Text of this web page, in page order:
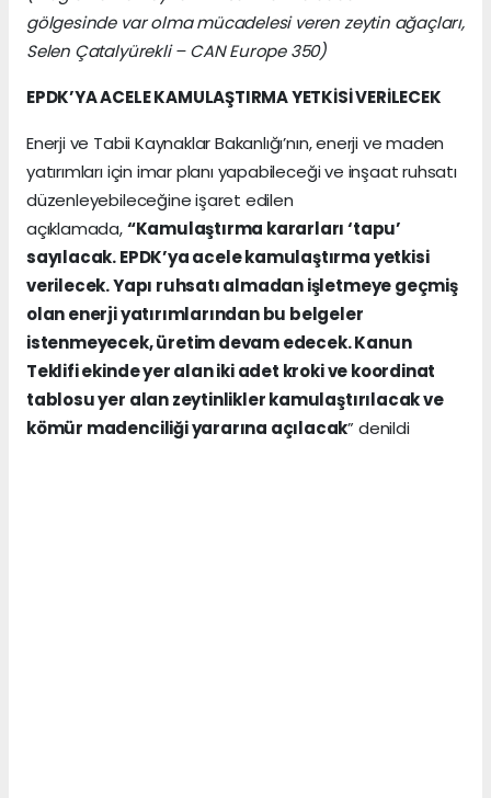
gölgesinde var olma mücadelesi veren zeytin ağaçları,
Selen Çatalyürekli – CAN Europe 350)
EPDK’YA ACELE KAMULAŞTIRMA YETKİSİ VERİLECEK
Enerji ve Tabii Kaynaklar Bakanlığı’nın, enerji ve maden
yatırımları için imar planı yapabileceği ve inşaat ruhsatı
düzenleyebileceğine işaret edilen
açıklamada,“Kamulaştırma kararları ‘tapu’
sayılacak. EPDK’ya acele kamulaştırma yetkisi
verilecek. Yapı ruhsatı almadan işletmeye geçmiş
olan enerji yatırımlarından bu belgeler
istenmeyecek, üretim devam edecek. Kanun
Teklifi ekinde yer alan iki adet kroki ve koordinat
tablosu yer alan zeytinlikler kamulaştırılacak ve
kömür madenciliği yararına açılacak” denildi